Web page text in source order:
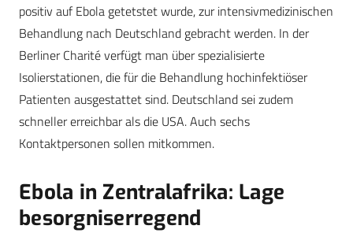
positiv auf Ebola getetstet wurde, zur intensivmedizinischen
Behandlung nach Deutschland gebracht werden. In der
Berliner Charité verfügt man über spezialisierte
Isolierstationen, die für die Behandlung hochinfektiöser
Patienten ausgestattet sind. Deutschland sei zudem
schneller erreichbar als die USA. Auch sechs
Kontaktpersonen sollen mitkommen.
Ebola in Zentralafrika: Lage
besorgniserregend